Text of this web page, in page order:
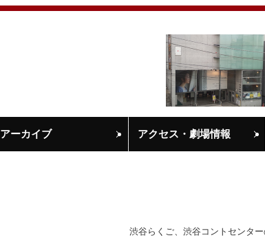
アーカイブ アクセス・劇場情報
渋谷らくご、渋谷コントセンタ